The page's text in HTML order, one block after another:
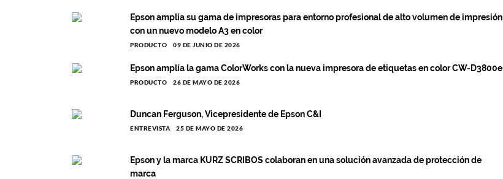
Epson amplía su gama de impresoras para entorno profesional de alto volumen de impresión
con un nuevo modelo A3 en color
PRODUCTO 09 DE JUNIO DE 2026
Epson amplía la gama ColorWorks con la nueva impresora de etiquetas en color CW-D3800e
PRODUCTO 26 DE MAYO DE 2026
Duncan Ferguson, Vicepresidente de Epson C&I
ENTREVISTA 25 DE MAYO DE 2026
Epson y la marca KURZ SCRIBOS colaboran en una solución avanzada de protección de
marca